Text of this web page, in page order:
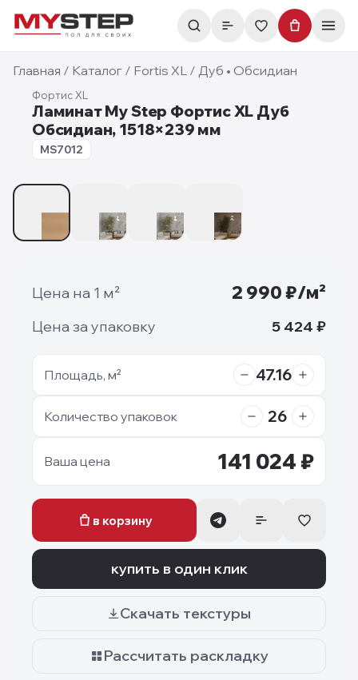
Главная / Каталог / Fortis XL / Дуб • Обсидиан
12 мм
Фортис XL
Ламинат My Step Фортис XL Дуб
Обсидиан, 1518×239 мм
MS7012
Цена на 1 м² 2 990₽/м²
Цена за упаковку 5 424 ₽
Площадь, м² 47.16
Количество упаковок 26
Ваша цена 141 024 ₽
в корзину
купить в один клик
Скачать текстуры
Рассчитать раскладку